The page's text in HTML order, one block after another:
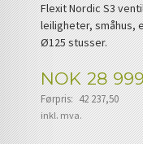
Flexit Nordic S3
leiligheter, småhus,
Ø125 stusser.
Tilbud
NOK 28
Førpris: 42 237,50
Rabatt
inkl. mva.